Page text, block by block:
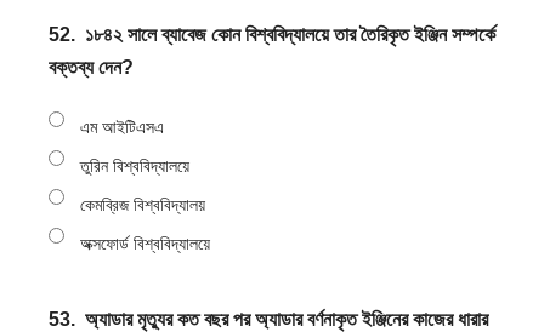
52. ১৮৪২ সালে ব্যাবেজ কোন বিশ্ববিদ্যালয়ে তার তৈরিকৃত ইঞ্জিন সম্পর্কে
বক্তব্য দেন?
এম আইটিএসএ
তুরিন বিশ্ববিদ্যালয়ে
কেমব্রিজ বিশ্ববিদ্যালয়
অক্সফোর্ড বিশ্ববিদ্যালয়ে
53. অ্যাডার মৃত্যুর কত বছর পর অ্যাডার বর্ণনাকৃত ইঞ্জিনের কাজের ধারার